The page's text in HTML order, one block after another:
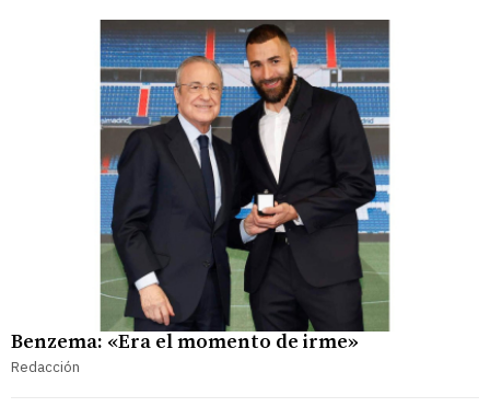
Benzema: «Era el momento de irme»
Redacción